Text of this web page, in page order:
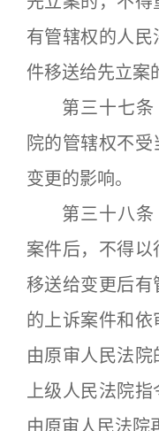
有管辖权的人
件移送给先立
第三十七
院的管辖权不
变更的影响。
第三十八
案件后，不得
移送给变更后有
的上诉案件和依
由原审人民法院
上级人民法院指
由原审人民法院